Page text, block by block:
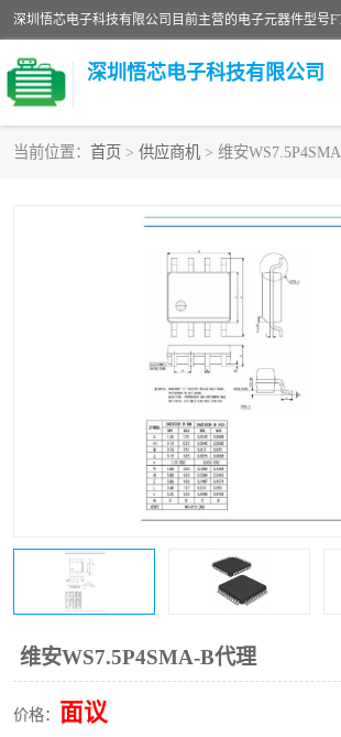
深圳悟芯电子科技有限公司
当前位置： 首页 > 供应商机 > 维安
维安WS7.5P4SMA-B代理
价格： 面议
FT64F
FT61F022
FT61F021